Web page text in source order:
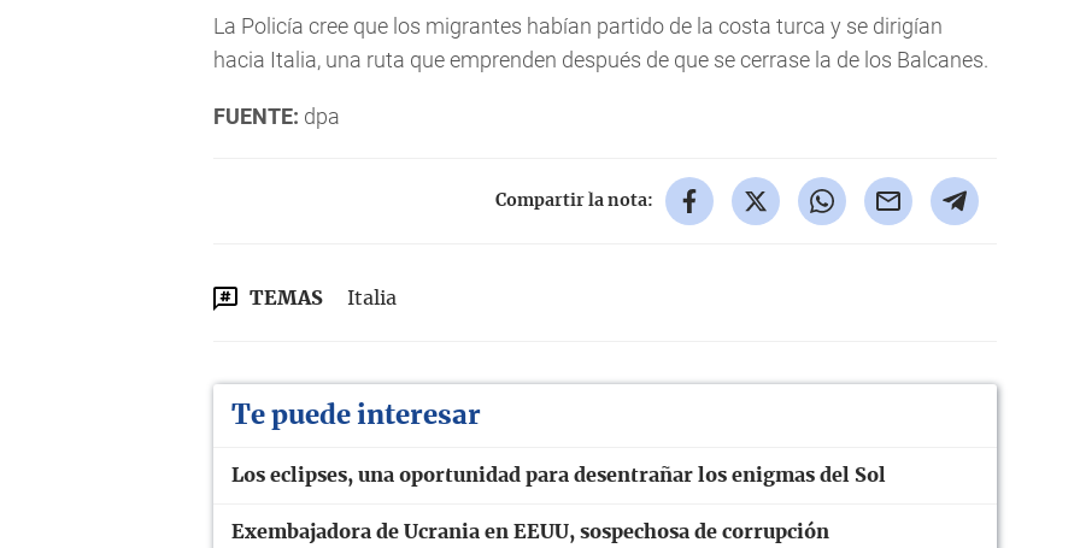
La Policía cree que los migrantes habían partido de la costa turca y se dirigían
hacia Italia, una ruta que emprenden después de que se cerrase la de los Balcanes.
FUENTE: dpa
Compartir la nota:
TEMAS Italia
Te puede interesar
Los eclipses, una oportunidad para desentrañar los enigmas del Sol
Exembajadora de Ucrania en EEUU, sospechosa de corrupción